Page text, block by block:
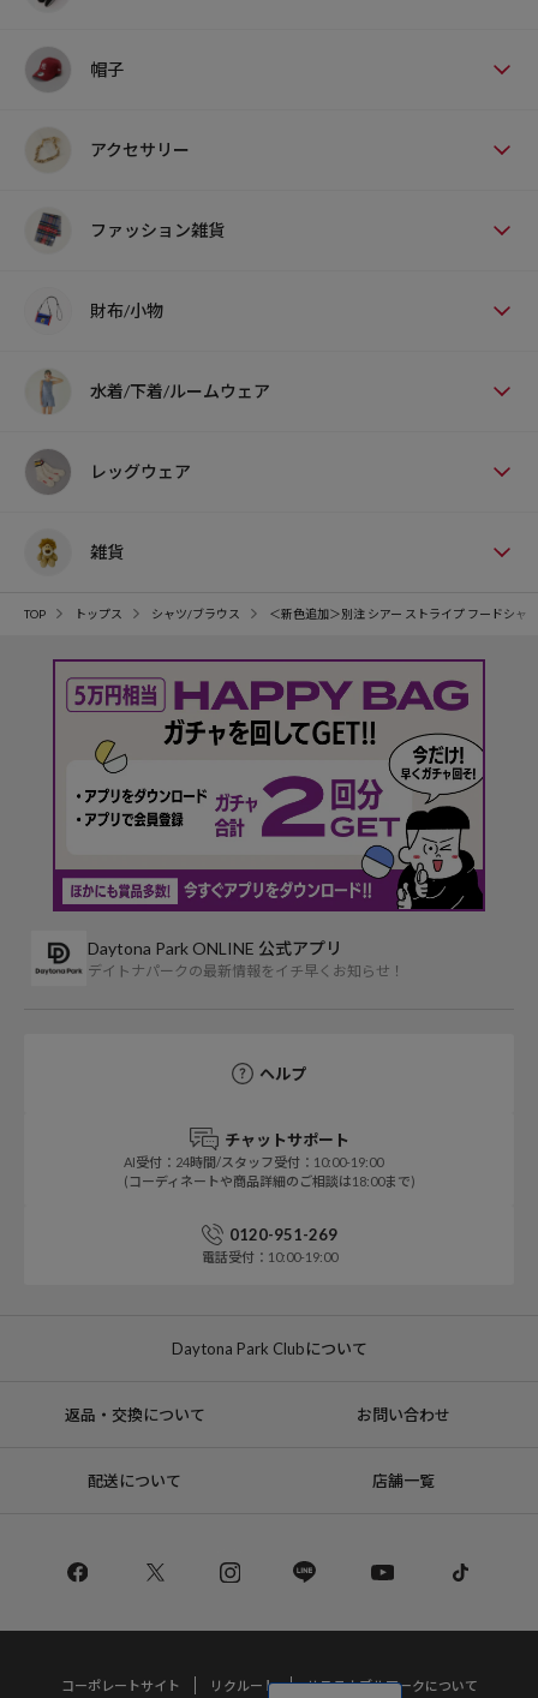
帽子
アクセサリー
ファッション雑貨
財布/小物
水着/下着/ルームウェア
レッグウェア
雑貨
TOP トップス シャツ/ブラウス ＜新色追加＞別注 シアー ストライプ フードシャツ
Daytona Park ONLINE 公式アプリ
デイトナパークの最新情報をイチ早くお知らせ！
ヘルプ
チャットサポート
AI受付：24時間/スタッフ受付：10:00-19:00
(コーディネートや商品詳細のご相談は18:00まで)
0120-951-269
電話受付：10:00-19:00
Daytona Park Clubについて
返品・交換について お問い合わせ
配送について 店舗一覧
コーポレートサイト リクルート サステナブルマークについて